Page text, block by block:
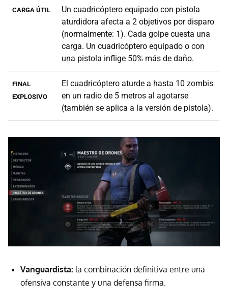
CARGA ÚTIL
Un cuadricóptero equipado con pistola
aturdidora afecta a 2 objetivos por disparo
(normalmente: 1). Cada golpe cuesta una
carga. Un cuadricóptero equipado o con
una pistola inflige 50% más de daño.
FINAL
EXPLOSIVO
El cuadricóptero aturde a hasta 10 zombis
en un radio de 5 metros al agotarse
(también se aplica a la versión de pistola).
Vanguardista: la combinación definitiva entre una
ofensiva constante y una defensa firma.